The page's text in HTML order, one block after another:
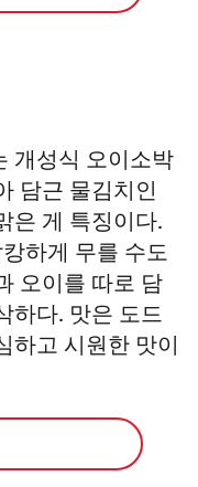
개성식 오이소박
담근 물김치인
은 게 특징이다.
하게 무를 수도
오이를 따로 담
하다. 맛은 도드
하고 시원한 맛이